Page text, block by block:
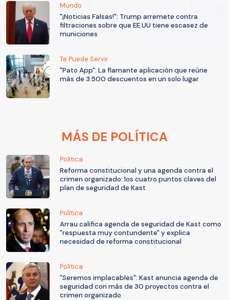
Mundo
"¡Noticias Falsas!": Trump arremete contra
filtraciones sobre que EE.UU tiene escasez de
municiones
Te Puede Servir
"Pato App": La flamante aplicación que reúne
más de 3.500 descuentos en un solo lugar
MÁS DE POLÍTICA
Política
Reforma constitucional y una agenda contra el
crimen organizado: los cuatro puntos claves del
plan de seguridad de Kast
Política
Arrau califica agenda de seguridad de Kast como
"respuesta muy contundente" y explica
necesidad de reforma constitucional
Política
"Seremos implacables": Kast anuncia agenda de
seguridad con más de 30 proyectos contra el
crimen organizado